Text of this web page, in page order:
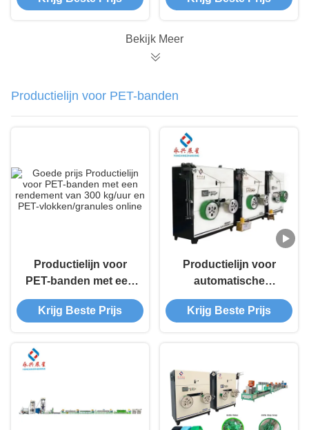
Plastic Extrusions
Bekijk Meer
Productielijn voor PET-banden
Productielijn voor
PET-banden met een
rendement van 300
kg/uur en PET-
Krijg Beste Prijs
Productielijn voor
automatische
wikkeling van PET-
banden 9mm-25mm
korrels
Krijg Beste Prijs